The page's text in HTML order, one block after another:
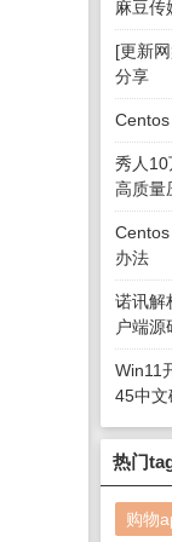
麻豆传
[更新
分享
秀人
高质量
办法
诺讯解
户端源
Win11
45中文
热门
购物